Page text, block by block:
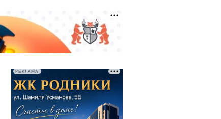
РЕКЛАМА